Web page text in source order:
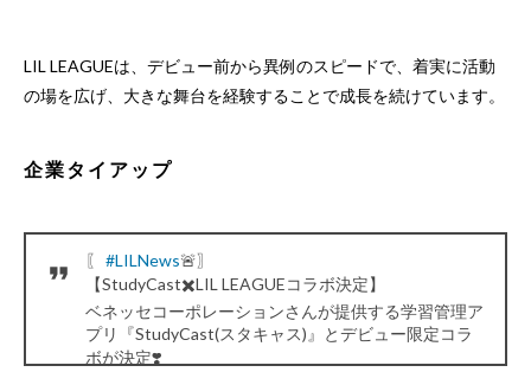
LIL LEAGUEは、デビュー前から異例のスピードで、着実に活動
の場を広げ、大きな舞台を経験することで成長を続けています。
企業タイアップ
〖 #LILNews🚨〗
【StudyCast✖️LIL LEAGUEコラボ決定】
ベネッセコーポレーションさんが提供する学習管理ア
プリ『StudyCast(スタキャス)』とデビュー限定コラ
ボが決定❣️